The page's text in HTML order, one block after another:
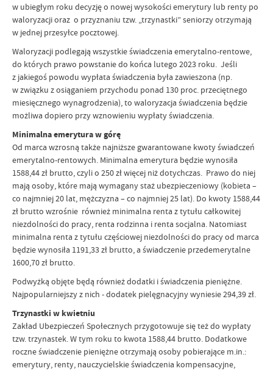
w ubiegłym roku decyzję o nowej wysokości emerytury lub renty po
waloryzacji oraz o przyznaniu tzw. „trzynastki” seniorzy otrzymają
w jednej przesyłce pocztowej.
Waloryzacji podlegają wszystkie świadczenia emerytalno-rentowe,
do których prawo powstanie do końca lutego 2023 roku. Jeśli
z jakiegoś powodu wypłata świadczenia była zawieszona (np.
w związku z osiąganiem przychodu ponad 130 proc. przeciętnego
miesięcznego wynagrodzenia), to waloryzacja świadczenia będzie
możliwa dopiero przy wznowieniu wypłaty świadczenia.
Minimalna emerytura w górę
Od marca wzrosną także najniższe gwarantowane kwoty świadczeń
emerytalno-rentowych. Minimalna emerytura będzie wynosiła
1588,44 zł brutto, czyli o 250 zł więcej niż dotychczas. Prawo do niej
mają osoby, które mają wymagany staż ubezpieczeniowy (kobieta –
co najmniej 20 lat, mężczyzna – co najmniej 25 lat). Do kwoty 1588,44
zł brutto wzrośnie również minimalna renta z tytułu całkowitej
niezdolności do pracy, renta rodzinna i renta socjalna. Natomiast
minimalna renta z tytułu częściowej niezdolności do pracy od marca
będzie wynosiła 1191,33 zł brutto, a świadczenie przedemerytalne
1600,70 zł brutto.
Podwyżką objęte będą również dodatki i świadczenia pieniężne.
Najpopularniejszy z nich - dodatek pielęgnacyjny wyniesie 294,39 zł.
Trzynastki w kwietniu
Zakład Ubezpieczeń Społecznych przygotowuje się też do wypłaty
tzw. trzynastek. W tym roku to kwota 1588,44 brutto. Dodatkowe
roczne świadczenie pieniężne otrzymają osoby pobierające m.in.:
emerytury, renty, nauczycielskie świadczenia kompensacyjne,